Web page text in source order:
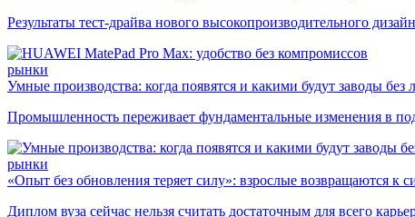
Результаты тест-драйва нового высокопроизводительного
рынки
Умные производства: когда появятся и какими будут заводы без
Промышленность переживает фундаментальные изменения в
рынки
«Опыт без обновления теряет силу»: взрослые возвращаются к
Диплом вуза сейчас нельзя считать достаточным для всего